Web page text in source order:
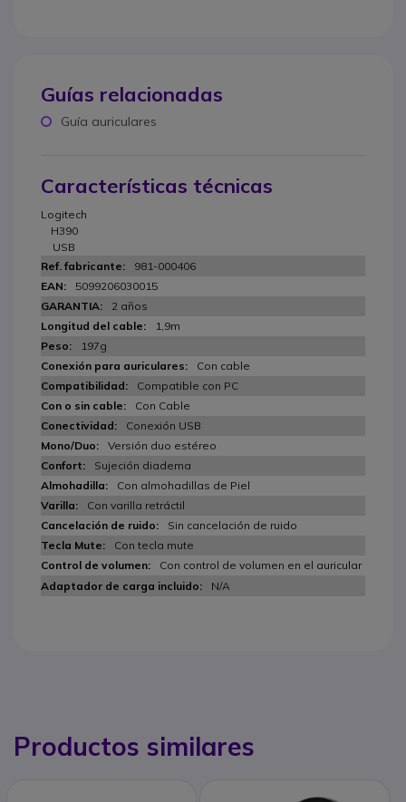
Guías relacionadas
Guía auriculares
Características técnicas
Logitech
H390
USB
981-000406
5099206030015
2 años
1,9m
197g
Con cable
Compatible con PC
Con Cable
Conexión USB
Versión duo estéreo
Sujeción diadema
Con almohadillas de Piel
Con varilla retráctil
Sin cancelación de ruido
Con tecla mute
Con control de volumen en el auricular
N/A
Productos similares